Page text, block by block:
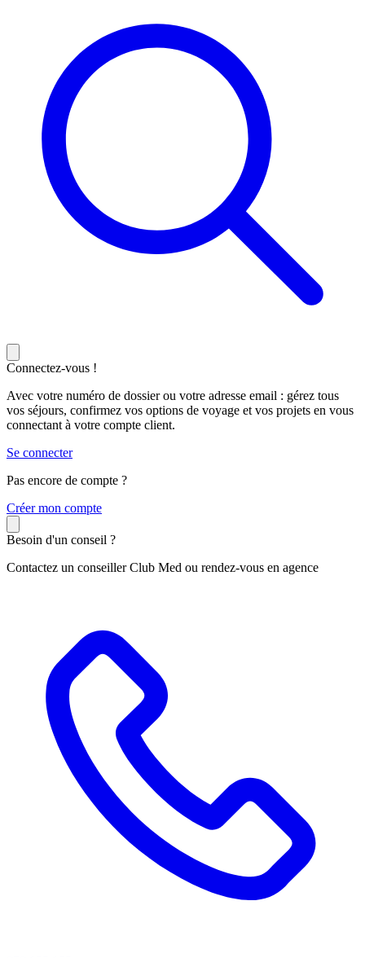
Connectez-vous !
Avec votre numéro de dossier ou votre adresse email : gérez tous
vos séjours, confirmez vos options de voyage et vos projets en vous
connectant à votre compte client.
Se connecter
Pas encore de compte ?
Créer mon compte
Besoin d'un conseil ?
Contactez un conseiller Club Med ou rendez-vous en agence